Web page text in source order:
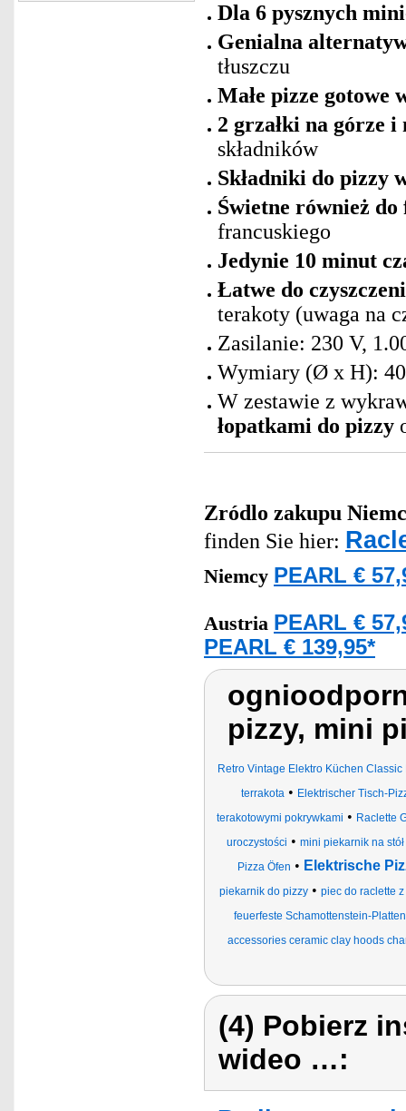
Dla 6 pysznych
Genialna
tłuszczu
Małe pizze gotowe
2 grzałki na górze i
składników
Składniki do pizzy
Świetne również
francuskiego
Jedynie 10 minut
Łatwe do
terakoty (uwaga na
Zasilanie: 230 V,
Wymiary (Ø x H):
W zestawie z
łopatkami do pizzy
Zródlo zakupu
finden Sie hier:
Niemcy PEARL €
Austria PEARL €
PEARL € 139,95*
pizzy, mini
Retro Vintage Elektro Küchen
terrakota • Elektrischer Tisch-
terakotowymi pokrywkami • Raclette
uroczystości • mini piekarnik na stół
Pizza Öfen • Elektrische
piekarnik do pizzy • piec do raclette
feuerfeste Schamottenstein-
accessories ceramic clay hoods
(4) Pobierz
wideo …: